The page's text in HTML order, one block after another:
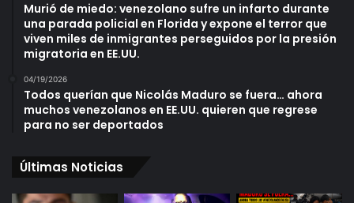
Murió de miedo: venezolano sufre un infarto durante
una parada policial en Florida y expone el terror que
viven miles de inmigrantes perseguidos por la presión
migratoria en EE.UU.
04/19/2026
Todos querían que Nicolás Maduro se fuera… ahora
muchos venezolanos en EE.UU. quieren que regrese
para no ser deportados
Últimas Noticias